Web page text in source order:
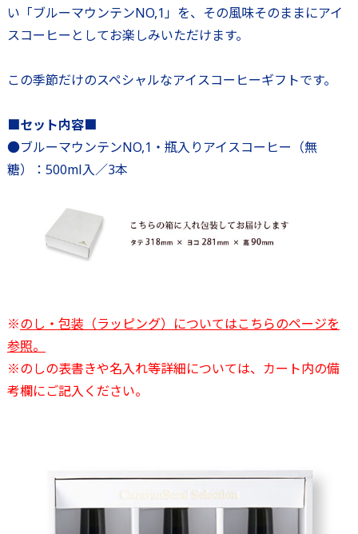
い「ブルーマウンテンNO,1」を、その風味そのままにアイ
スコーヒーとしてお楽しみいただけます。
この季節だけのスペシャルなアイスコーヒーギフトです。
■セット内容■
●ブルーマウンテンNO,1・瓶入りアイスコーヒー（無
糖）：500ml入／3本
※のし・包装（ラッピング）についてはこちらのページを
参照。
※のしの表書きや名入れ等詳細については、カート内の備
考欄にご記入ください。